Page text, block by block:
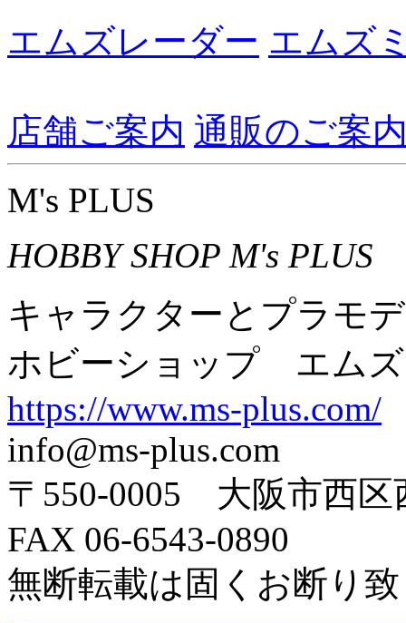
エムズレーダー エムズ
店舗ご案内 通販のご案
M's PLUS
HOBBY SHOP M's PLUS
キャラクターとプラモ
ホビーショップ エム
https://www.ms-plus.com/
info@ms-plus.com
〒550-0005 大阪市西
FAX 06-6543-0890
無断転載は固くお断り